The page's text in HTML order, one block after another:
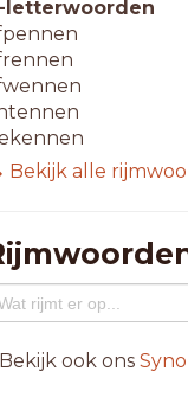
letterwoorden
letterwoorden
Bekijk alle
ook ons